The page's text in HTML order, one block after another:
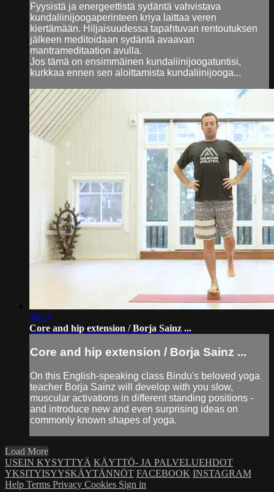
Fyysistä ja energeettistä sydäntä vahvistava
kundaliinijoogaperinteen kriya laittaa veren
kiertämään. Hiljaisuudessa tapahtuvan rentoutuksen
jälkeen meditoidaan sydäntä avaavan
mantrameditaation avulla.
Jos tämä on ensimmäinen kundaliinijoogatuntisi,
kurkkaa ennen sen aloittamista kundaliinijooga...
45:24
Core and hip extension / Borja Sainz ...
Core and hip extension / Borja Sainz ...
On this English-speaking class Bindu's beloved yoga
teacher Borja Sainz will develop with you slow,
muscular activations in different standing positions -
and introduce new and even surprising ideas on
commonly known shapes of yoga.
Load More
USEIN KYSYTTYÄ KÄYTTÖ- JA PALVELUEHDOT
YKSITYISYYSKÄYTÄNNÖT FACEBOOK INSTAGRAM
Help Terms Privacy Cookies Sign in